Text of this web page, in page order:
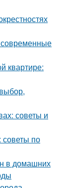
квартире:
советы и
советы по
в домашних